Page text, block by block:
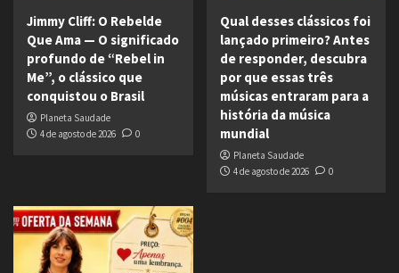
Jimmy Cliff: O Rebelde
Que Ama — O significado
profundo de “Rebel in
Me”, o clássico que
conquistou o Brasil
Planeta Saudade
4 de agosto de 2026
0
Qual desses clássicos foi
lançado primeiro? Antes
de responder, descubra
por que essas três
músicas entraram para a
história da música
mundial
Planeta Saudade
4 de agosto de 2026
0